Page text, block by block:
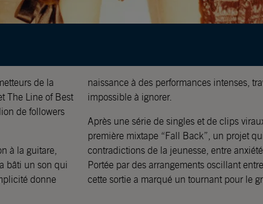
de la
The Line of Best
de followers
à la guitare,
bâti un son qui
donne
naissance à des performances intenses,
impossible à ignorer.
Après une série de singles et de clips
première mixtape “Fall Back”, un projet
contradictions de la jeunesse, entre
Portée par des arrangements oscillant
cette sortie a marqué un tournant pour le